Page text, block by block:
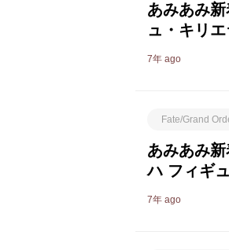
あみあみ
ュ・キリ
7年 ago
Fate/Grand
あみあみ
ハ フィギ
7年 ago